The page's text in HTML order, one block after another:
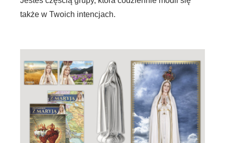
także w Twoich intencjach.